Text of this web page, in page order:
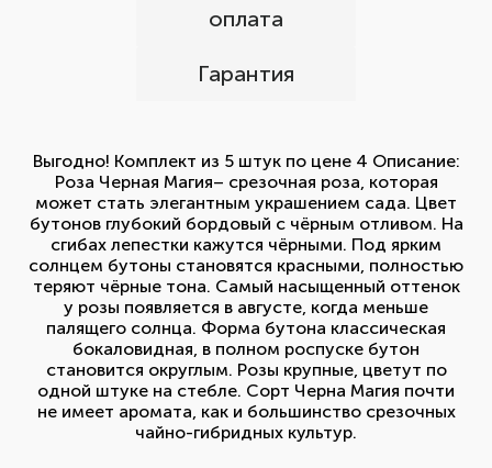
оплата
Гарантия
Выгодно! Комплект из 5 штук по цене 4 Описание:
Роза Черная Магия– срезочная роза, которая
может стать элегантным украшением сада. Цвет
бутонов глубокий бордовый с чёрным отливом. На
сгибах лепестки кажутся чёрными. Под ярким
солнцем бутоны становятся красными, полностью
теряют чёрные тона. Самый насыщенный оттенок
у розы появляется в августе, когда меньше
палящего солнца. Форма бутона классическая
бокаловидная, в полном роспуске бутон
становится округлым. Розы крупные, цветут по
одной штуке на стебле. Сорт Черна Магия почти
не имеет аромата, как и большинство срезочных
чайно-гибридных культур.